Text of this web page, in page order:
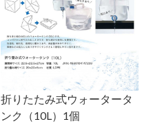
折りたたみ式ウォータータ
ンク（10L）1個